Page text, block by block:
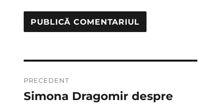
în
PRECEDENT
Articolul
Simona Dragomir despre